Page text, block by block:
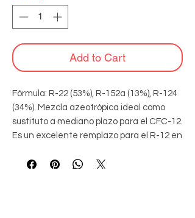
Add to Cart
Fórmula: R-22 (53%), R-152a (13%), R-124
(34%). Mezcla azeotrópica ideal como
sustituto a mediano plazo para el CFC-12.
Es un excelente remplazo para el R-12 en
sistemas de refrigeración comercial.